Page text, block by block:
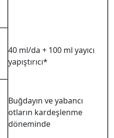
40 ml/da + 100 ml yayıcı
yapıştırıcı*
Buğdayın ve yabancı
otların kardeşlenme
döneminde